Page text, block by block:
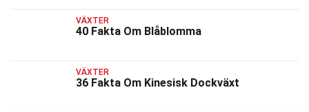
VÄXTER
40 Fakta Om Blåblomma
VÄXTER
36 Fakta Om Kinesisk Dockväxt